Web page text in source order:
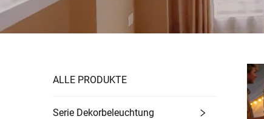
ALLE PRODUKTE
Serie Dekorbeleuchtung